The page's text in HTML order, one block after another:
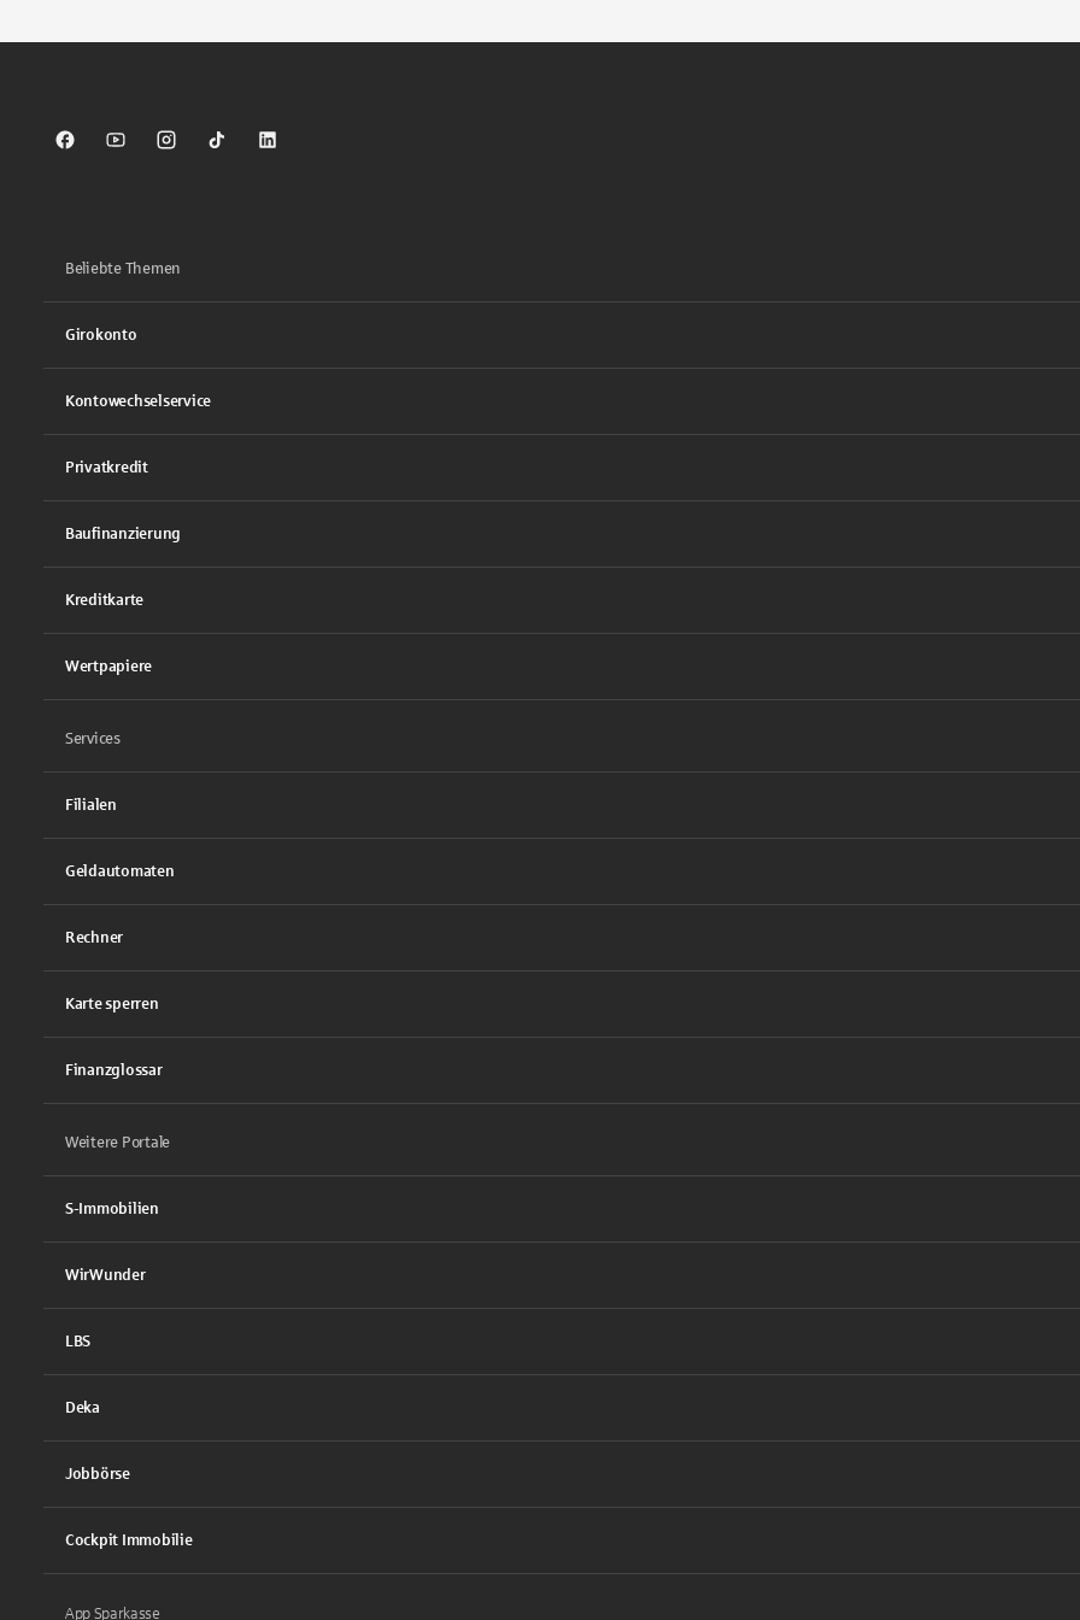
Sparkasse auf Facebook
Sparkasse auf Youtube
Sparkasse auf Instagram
Sparkasse auf TikTok
Sparkasse auf LinkedIn
Beliebte Themen
Girokonto
Kontowechselservice
Privatkredit
Baufinanzierung
Kreditkarte
Wertpapiere
Services
Filialen
Geldautomaten
Rechner
Karte sperren
Finanzglossar
Weitere Portale
S-Immobilien
WirWunder
LBS
Deka
Jobbörse
Cockpit Immobilie
App Sparkasse